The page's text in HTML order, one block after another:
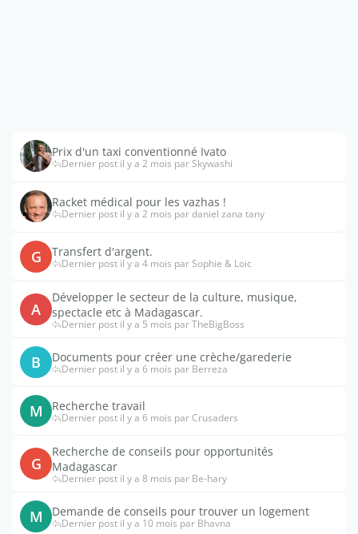
Prix d'un taxi conventionné Ivato
Dernier post il y a 2 mois par Skywashi
Racket médical pour les vazhas !
Dernier post il y a 2 mois par daniel zana tany
G Transfert d'argent.
Dernier post il y a 4 mois par Sophie & Loic
A
Développer le secteur de la culture, musique,
spectacle etc à Madagascar.
Dernier post il y a 5 mois par TheBigBoss
B Documents pour créer une crèche/garederie
Dernier post il y a 6 mois par Berreza
M Recherche travail
Dernier post il y a 6 mois par Crusaders
G
Recherche de conseils pour opportunités
Madagascar
Dernier post il y a 8 mois par Be-hary
M Demande de conseils pour trouver un logement
Dernier post il y a 10 mois par Bhavna